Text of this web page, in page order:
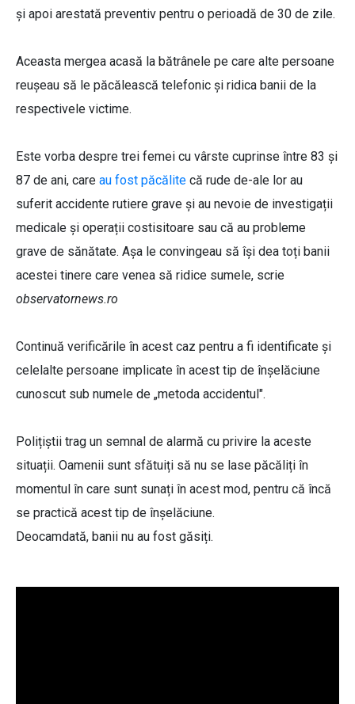
și apoi arestată preventiv pentru o perioadă de 30 de zile.
Aceasta mergea acasă la bătrânele pe care alte persoane
reușeau să le păcălească telefonic și ridica banii de la
respectivele victime.
Este vorba despre trei femei cu vârste cuprinse între 83 și
87 de ani, care au fost păcălite că rude de-ale lor au
suferit accidente rutiere grave și au nevoie de investigații
medicale și operații costisitoare sau că au probleme
grave de sănătate. Așa le convingeau să își dea toți banii
acestei tinere care venea să ridice sumele, scrie
observatornews.ro
Continuă verificările în acest caz pentru a fi identificate și
celelalte persoane implicate în acest tip de înșelăciune
cunoscut sub numele de „metoda accidentul".
Polițiștii trag un semnal de alarmă cu privire la aceste
situații. Oamenii sunt sfătuiți să nu se lase păcăliți în
momentul în care sunt sunați în acest mod, pentru că încă
se practică acest tip de înșelăciune.
Deocamdată, banii nu au fost găsiți.